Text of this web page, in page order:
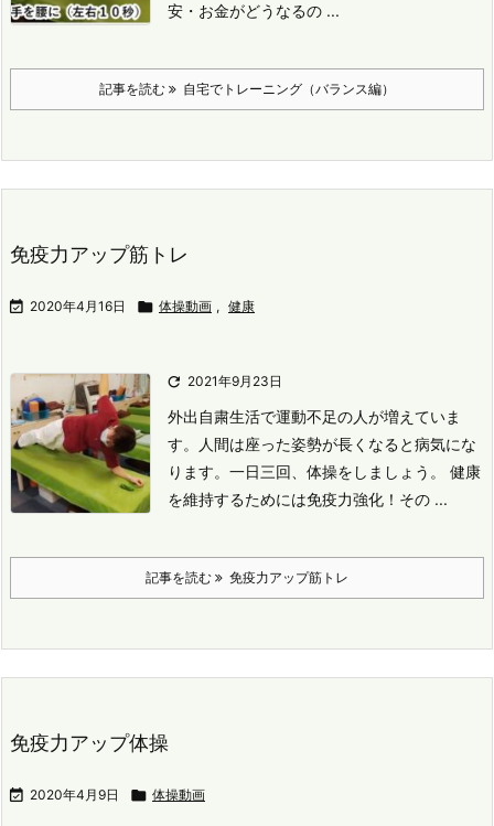
安 ・お金がどうなるの ...
記事を読む 自宅でトレーニング（バランス編）
免疫力アップ筋トレ
 2020年4月16日  体操動画 , 健康
 2021年9月23日
外出自粛生活で運動不足の人が増えていま
す。
人間は座った姿勢が長くなると病気にな
ります。 一日三回、体操をしましょう。
健康
を維持するためには免疫力強化！ その ...
記事を読む 免疫力アップ筋トレ
免疫力アップ体操
 2020年4月9日  体操動画